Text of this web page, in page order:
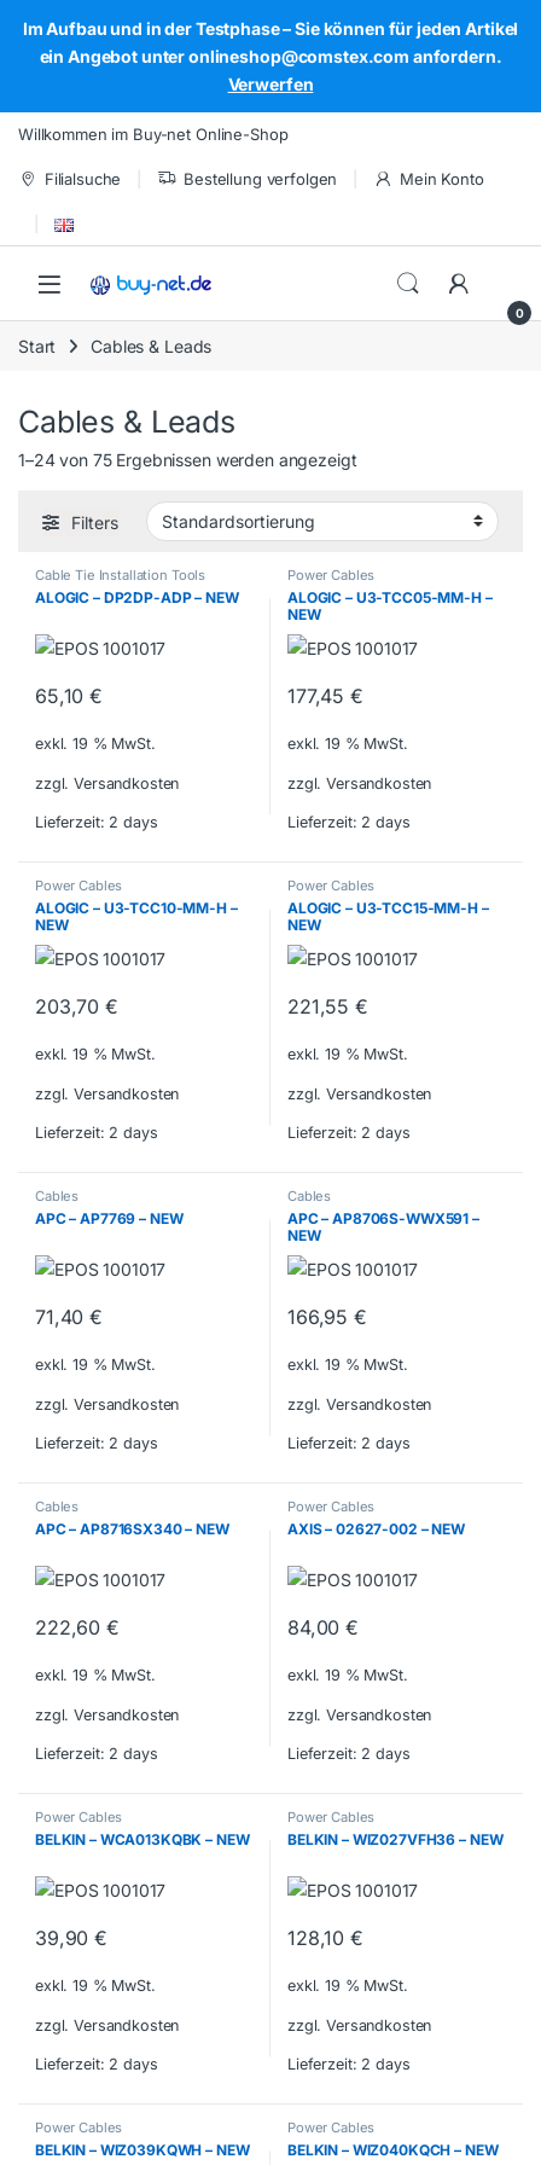
Im Aufbau und in der Testphase – Sie können für jeden Artikel
ein Angebot unter onlineshop@comstex.com anfordern.
Verwerfen
Skip to navigation
Skip to content
Willkommen im Buy-net Online-Shop
Filialsuche Bestellung verfolgen Mein Konto
Open
0
Start Cables & Leads
Cables & Leads
1–24 von 75 Ergebnissen werden angezeigt
Filters
Cable Tie Installation Tools
ALOGIC – DP2DP-ADP – NEW
65,10€
exkl. 19 % MwSt.
zzgl. Versandkosten
Lieferzeit: 2 days
Power Cables
ALOGIC – U3-TCC05-MM-H –
NEW
177,45€
exkl. 19 % MwSt.
zzgl. Versandkosten
Lieferzeit: 2 days
Power Cables
ALOGIC – U3-TCC10-MM-H –
NEW
203,70€
exkl. 19 % MwSt.
zzgl. Versandkosten
Lieferzeit: 2 days
Power Cables
ALOGIC – U3-TCC15-MM-H –
NEW
221,55€
exkl. 19 % MwSt.
zzgl. Versandkosten
Lieferzeit: 2 days
Cables
APC – AP7769 – NEW
71,40€
exkl. 19 % MwSt.
zzgl. Versandkosten
Lieferzeit: 2 days
Cables
APC – AP8706S-WWX591 –
NEW
166,95€
exkl. 19 % MwSt.
zzgl. Versandkosten
Lieferzeit: 2 days
Cables
APC – AP8716SX340 – NEW
222,60€
exkl. 19 % MwSt.
zzgl. Versandkosten
Lieferzeit: 2 days
Power Cables
AXIS – 02627-002 – NEW
84,00€
exkl. 19 % MwSt.
zzgl. Versandkosten
Lieferzeit: 2 days
Power Cables
BELKIN – WCA013KQBK – NEW
39,90€
exkl. 19 % MwSt.
zzgl. Versandkosten
Lieferzeit: 2 days
Power Cables
BELKIN – WIZ027VFH36 – NEW
128,10€
exkl. 19 % MwSt.
zzgl. Versandkosten
Lieferzeit: 2 days
Power Cables
BELKIN – WIZ039KQWH – NEW
Power Cables
BELKIN – WIZ040KQCH – NEW